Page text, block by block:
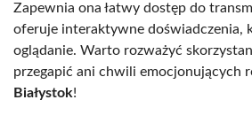
Zapewnia ona łatwy dostęp do
oferuje interaktywne doświadczenia,
oglądanie. Warto rozważyć
przegapić ani chwili emocjonujących
Białystok!